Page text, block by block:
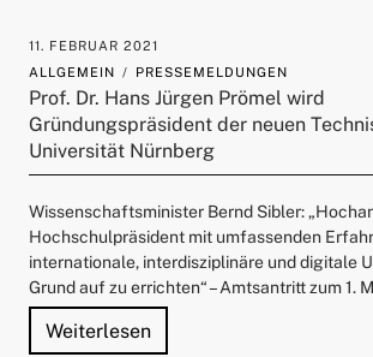
11. FEBRUAR 2021
ALLGEMEIN
PRESSEMELDUNGEN
Prof. Dr. Hans Jürgen Prömel wird
Gründungspräsident der neuen
Universität Nürnberg
Wissenschaftsminister Bernd Sibler:
Hochschulpräsident mit umfassenden
internationale, interdisziplinäre und digitale
Grund auf zu errichten“ – Amtsantritt zum 1.
Weiterlesen"Prof. Dr. Hans Jürgen